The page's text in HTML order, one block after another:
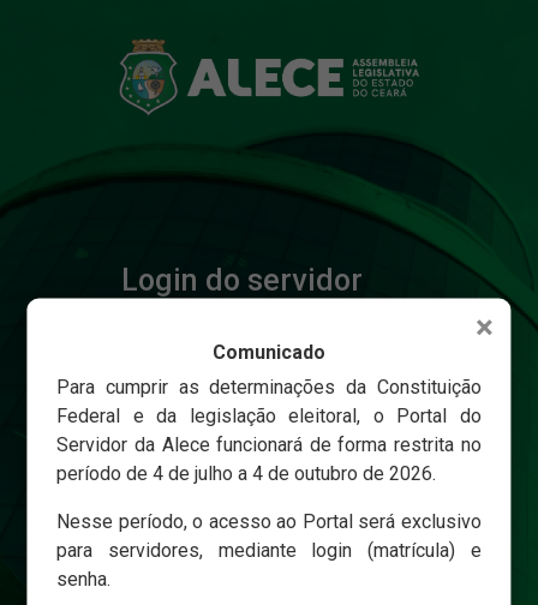
Login do servidor
Senha
×
Comunicado
Para cumprir as determinações da Constituição
Federal e da legislação eleitoral, o Portal do
Servidor da Alece funcionará de forma restrita no
período de 4 de julho a 4 de outubro de 2026.
Nesse período, o acesso ao Portal será exclusivo
para servidores, mediante login (matrícula) e
senha.